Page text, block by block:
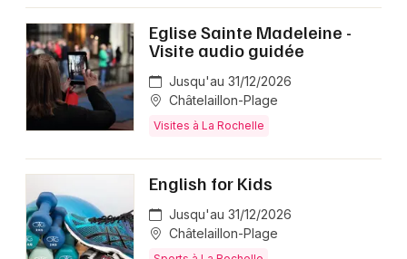
Eglise Sainte Madeleine -
Visite audio guidée
Jusqu'au 31/12/2026
Châtelaillon-Plage
Visites à La Rochelle
English for Kids
Jusqu'au 31/12/2026
Châtelaillon-Plage